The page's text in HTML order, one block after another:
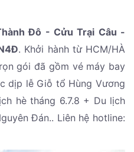
Đô - Cửu Trại Câu -
. Khởi hành từ HCM/HÀ
gói đã gồm vé máy bay
dịp lễ Giỗ tổ Hùng Vương
hè tháng 6.7.8 + Du lịch
Đán.. Liên hệ hotline: